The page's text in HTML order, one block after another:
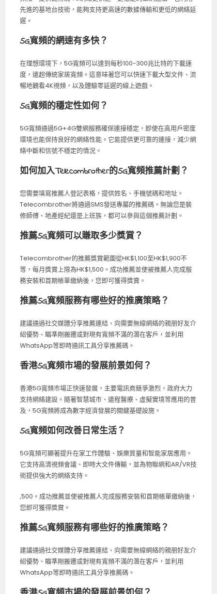
先進的基地台技術，能夠支持更高速的數據傳輸和更低的網絡延
遲。
5G寬頻的網速有多快？
在理想環境下，5G寬頻可以達到每秒100-300兆比特的下載速
度，遠超傳統家居寬頻。這意味著您可以快速下載大型文件、流
暢地觀看4K視頻，以及體驗零延遲的線上遊戲。
5G寬頻的穩定性如何？
5G寬頻通過5G+4G雙網服務確保連接穩定，即使在高用戶密度
環境也能保持良好的網絡性能。它能提供更可靠的連接，減少網
絡中斷和信號不穩定的情況。
如何加入Telecombrother的5G寬頻推薦計劃？
您需要填寫推薦人登記表格，提供姓名、手機號碼和地址。
Telecombrother將通過SMS發送專屬的推薦碼。無論您是裝
修師傅、地產經紀還是上班族，都可以參與這個推薦計劃。
推薦5G寬頻可以賺取多少獎賞？
Telecombrother的推薦獎賞範圍從HK$1,100至HK$1,900不
等，每月獎賞上限為HK$1,500。成功推薦並使被推薦人完成服
務安裝和首期帳單繳納後，您即可獲得獎賞。
推薦5G寬頻服務有哪些好的推廣策略？
建議通過社交媒體分享推薦連結、向需要無線網絡的親朋好友介
紹優勢、瞄準剛搬遷或對現有寬頻不滿的潛在客戶，並利用
WhatsApp等即時通訊工具分享推薦碼。
香港5G寬頻市場的發展前景如何？
香港5G寬頻市場正快速發展，主要電訊商競爭激烈，政府大力
支持網絡建設。隨著智慧城市、遠程醫療、虛擬實境等應用的普
及，5G寬頻將成為數字經濟發展的關鍵基礎設施。
5G寬頻如何改善日常生活？
5G寬頻可顯著提升在家工作體驗、娛樂質量和智能家居應用。
它支持高清視頻會議、即時大文件傳輸，並為物聯網和AR/VR技
術提供強大的網絡支持。
,500。成功推薦並使被推薦人完成服務安裝和首期帳單繳納後，
您即可獲得獎賞。
推薦5G寬頻服務有哪些好的推廣策略？
建議通過社交媒體分享推薦連結、向需要無線網絡的親朋好友介
紹優勢、瞄準剛搬遷或對現有寬頻不滿的潛在客戶，並利用
WhatsApp等即時通訊工具分享推薦碼。